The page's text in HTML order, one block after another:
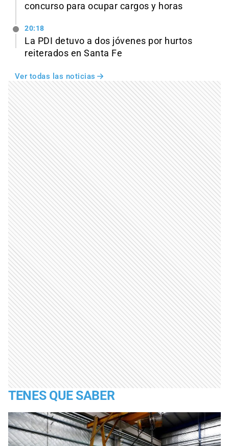
concurso para ocupar cargos y horas
20:18
La PDI detuvo a dos jóvenes por hurtos
reiterados en Santa Fe
Ver todas las noticias
TENES QUE SABER